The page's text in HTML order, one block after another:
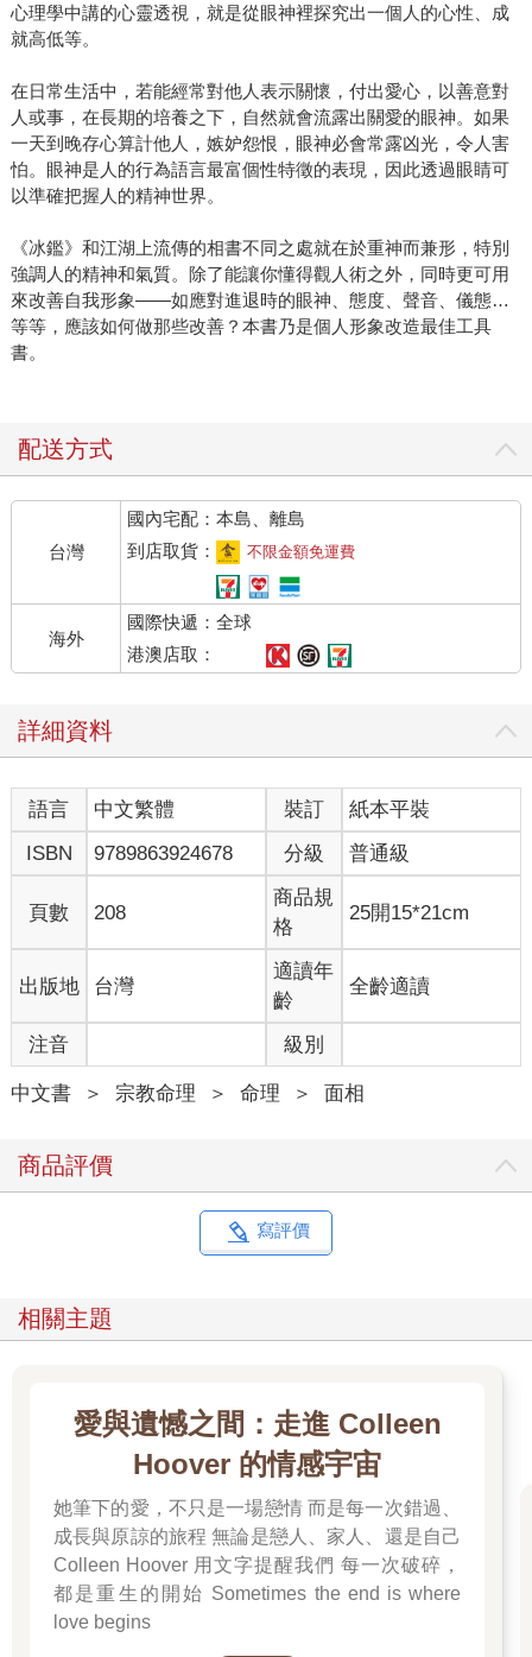
心理學中講的心靈透視，就是從眼神裡探究出一個人的心性、成
就高低等。
在日常生活中，若能經常對他人表示關懷，付出愛心，以善意對
人或事，在長期的培養之下，自然就會流露出關愛的眼神。如果
一天到晚存心算計他人，嫉妒怨恨，眼神必會常露凶光，令人害
怕。眼神是人的行為語言最富個性特徵的表現，因此透過眼睛可
以準確把握人的精神世界。
《冰鑑》和江湖上流傳的相書不同之處就在於重神而兼形，特別
強調人的精神和氣質。除了能讓你懂得觀人術之外，同時更可用
來改善自我形象——如應對進退時的眼神、態度、聲音、儀態…
等等，應該如何做那些改善？本書乃是個人形象改造最佳工具
書。
配送方式
台灣
國內宅配：本島、離島
到店取貨：
不限金額免運費
海外
國際快遞：全球
港澳店取：
詳細資料
語言 中文繁體 裝訂
紙本平裝
ISBN
9789863924678 分級 普通級
頁數 208
商品規
格
25開15*21cm
出版地 台灣
適讀年
齡
全齡適讀
注音 級別
中文書 ＞ 宗教命理 ＞ 命理 ＞ 面相
商品評價
寫評價
相關主題
愛與遺憾之間：走進 Colleen
Hoover 的情感宇宙
她筆下的愛，不只是一場戀情 而是每一次錯過、
成長與原諒的旅程 無論是戀人、家人、還是自己
Colleen Hoover 用文字提醒我們 每一次破碎，
都是重生的開始 Sometimes the end is where
love begins